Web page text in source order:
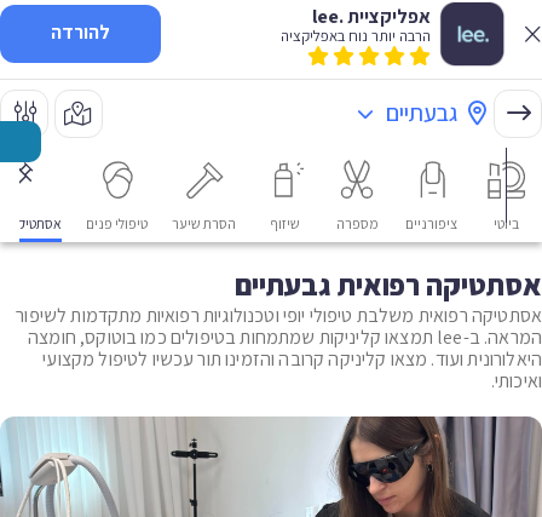
אפליקציית .lee
הרבה יותר נוח באפליקציה להורדה
גבעתיים
ביוטי ציפורניים מספרה שיזוף הסרת שיער טיפולי פנים אסתטיקה
אסתטיקה רפואית גבעתיים
אסתטיקה רפואית משלבת טיפולי יופי וטכנולוגיות רפואיות מתקדמות לשיפור
המראה. ב-lee תמצאו קליניקות שמתמחות בטיפולים כמו בוטוקס, חומצה
היאלורונית ועוד. מצאו קליניקה קרובה והזמינו תור עכשיו לטיפול מקצועי
ואיכותי.